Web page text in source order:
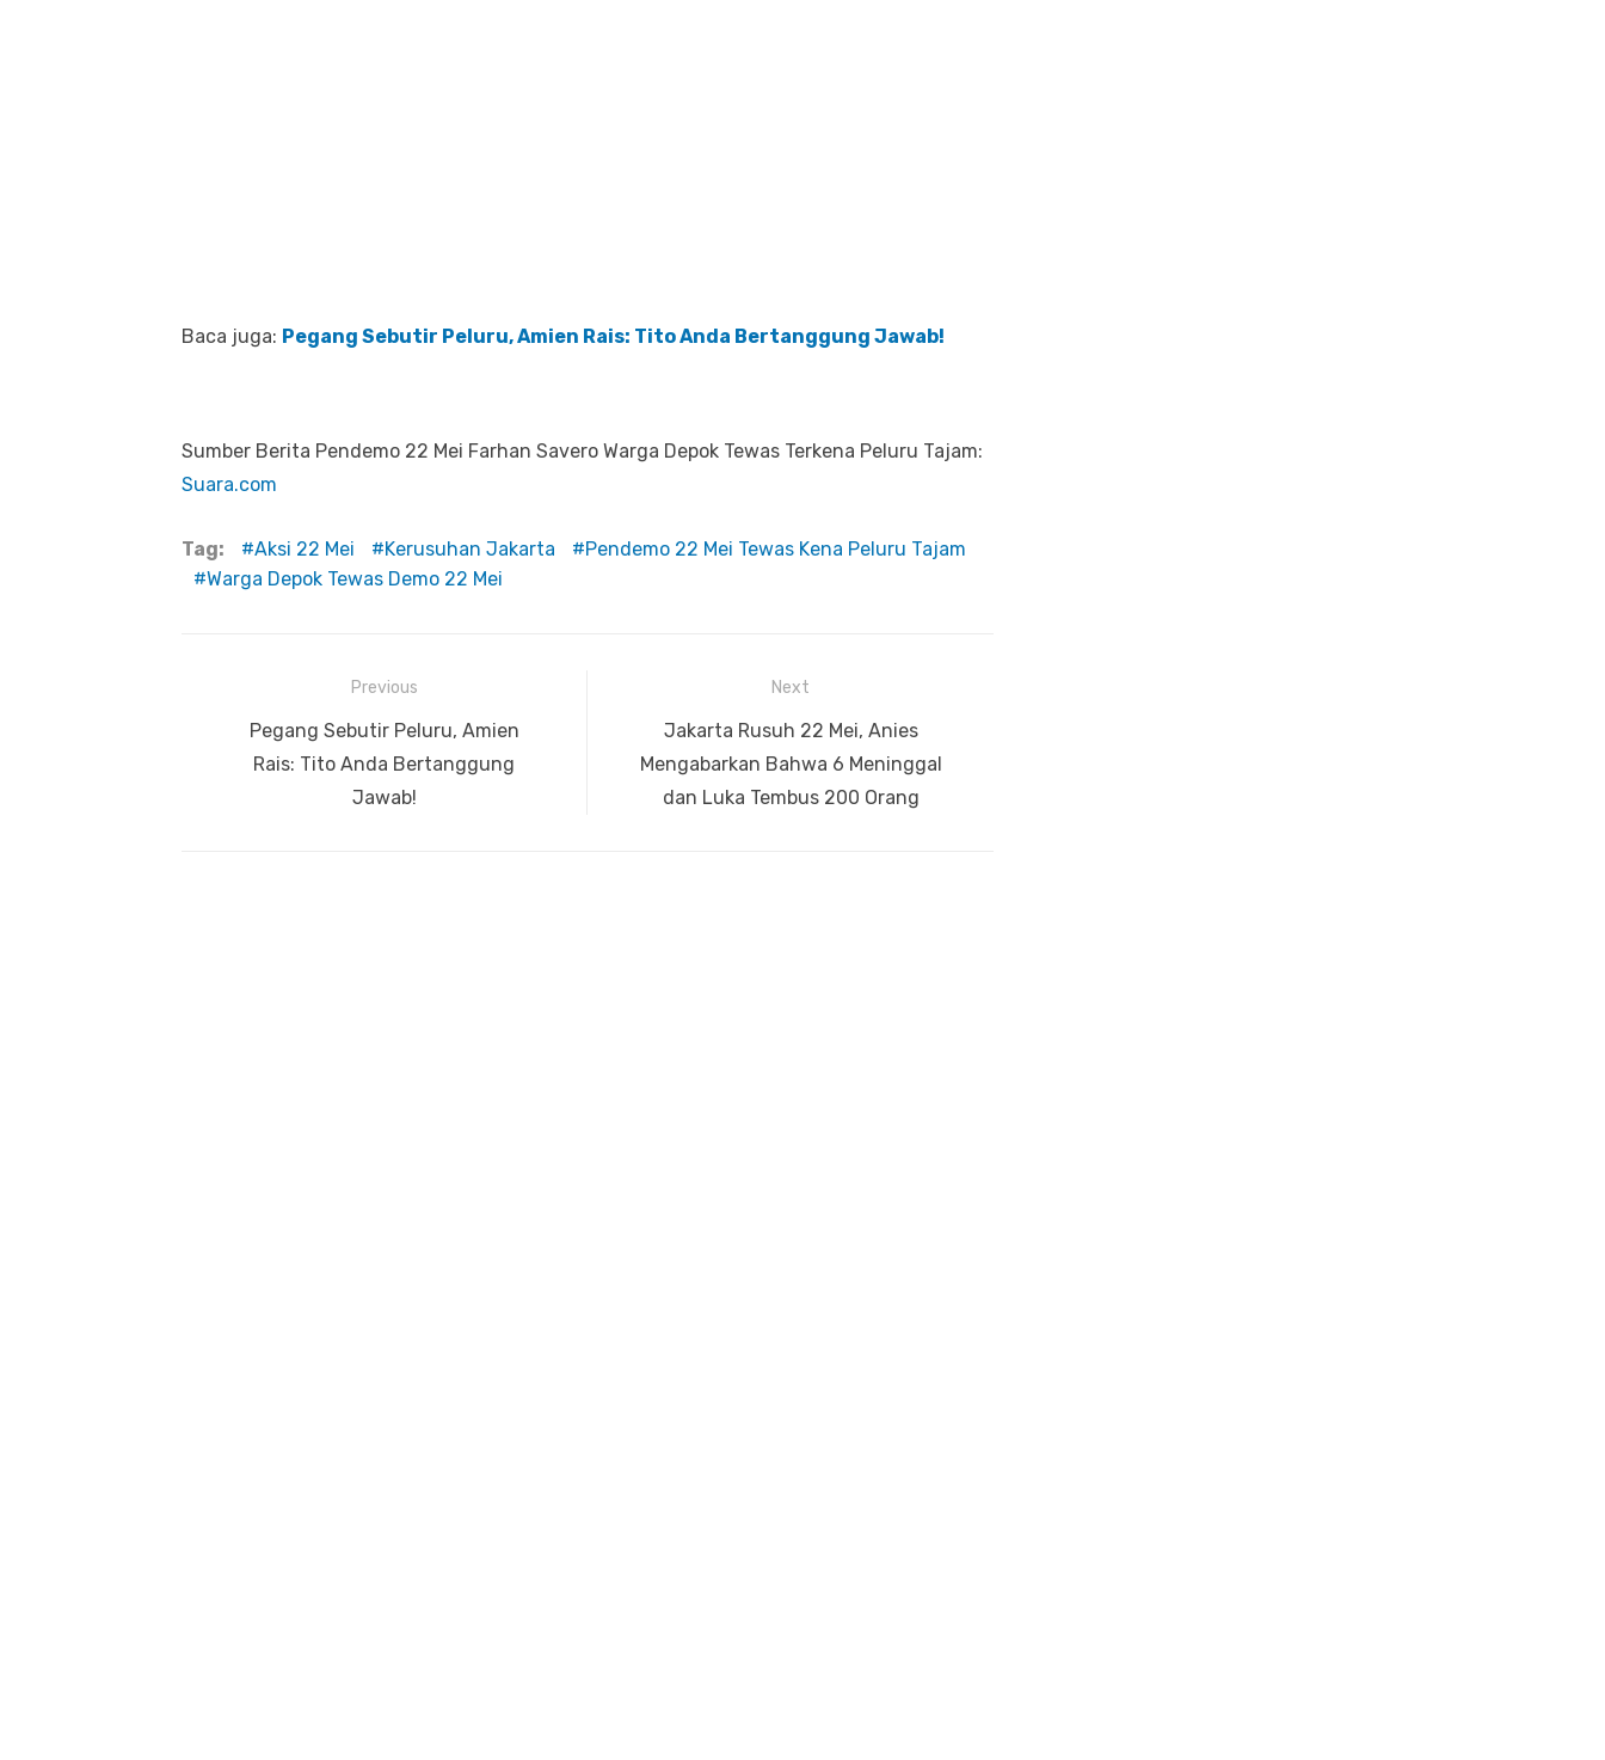
Baca juga: Pegang Sebutir Peluru, Amien Rais: Tito Anda Bertanggung Jawab!
Sumber Berita Pendemo 22 Mei Farhan Savero Warga Depok Tewas Terkena Peluru Tajam:
Suara.com
Tag: Aksi 22 Mei Kerusuhan Jakarta
Pendemo 22 Mei Tewas Kena Peluru Tajam
Warga Depok Tewas Demo 22 Mei
Navigasi
Previous
Previous
post:
Pegang Sebutir Peluru, Amien
Rais: Tito Anda Bertanggung
Jawab!
Next
Next
post:
Jakarta Rusuh 22 Mei, Anies
Mengabarkan Bahwa 6 Meninggal
dan Luka Tembus 200 Orang